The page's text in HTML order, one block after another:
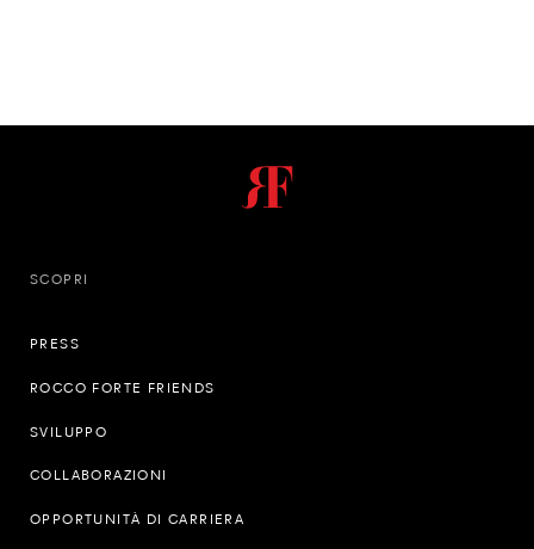
SCOPRI
PRESS
ROCCO FORTE FRIENDS
SVILUPPO
COLLABORAZIONI
OPPORTUNITÀ DI CARRIERA